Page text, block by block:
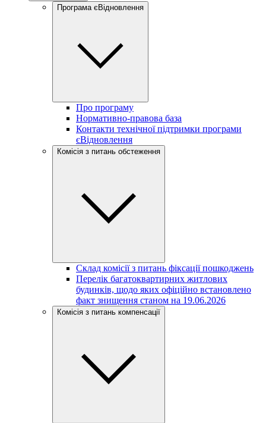
Програма єВідновлення
Про програму
Нормативно-правова база
Контакти технічної підтримки програми
єВідновлення
Комісія з питань обстеження
Склад комісії з питань фіксації пошкоджень
Перелік багатоквартирних житлових
будинків, щодо яких офіційно встановлено
факт знищення станом на 19.06.2026
Комісія з питань компенсації